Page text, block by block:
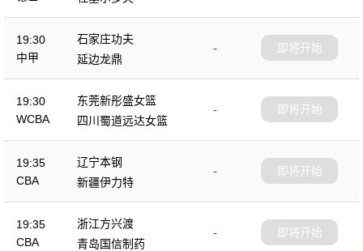
19:30
中甲
石家庄功夫
-
延边龙鼎
即将开始
19:30
WCBA
东莞新彤盛女篮
-
四川蜀道远达女篮
即将开始
19:35
CBA
辽宁本钢
-
新疆伊力特
即将开始
19:35
CBA
浙江方兴渡
-
青岛国信制药
即将开始